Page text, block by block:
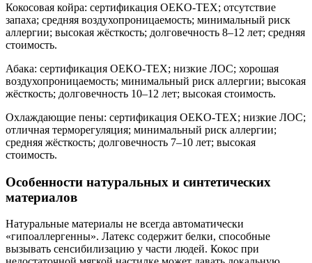
Кокосовая койра: сертификация OEKO-TEX; отсутствие
запаха; средняя воздухопроницаемость; минимальный риск
аллергии; высокая жёсткость; долговечность 8–12 лет; средняя
стоимость.
Абака: сертификация OEKO-TEX; низкие ЛОС; хорошая
воздухопроницаемость; минимальный риск аллергии; высокая
жёсткость; долговечность 10–12 лет; высокая стоимость.
Охлаждающие пены: сертификация OEKO-TEX; низкие ЛОС;
отличная терморегуляция; минимальный риск аллергии;
средняя жёсткость; долговечность 7–10 лет; высокая
стоимость.
Особенности натуральных и синтетических
материалов
Натуральные материалы не всегда автоматически
«гипоаллергенны». Латекс содержит белки, способные
вызывать сенсибилизацию у части людей. Кокос при